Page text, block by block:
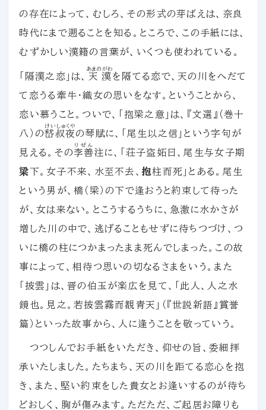
の存在によって、むしろ、その形式の芽ばえは、奈良
時代にまで遡ることを知る。ところで、この手紙には、
むずかしい漢籍の言葉が、いくつも使われている。
「隔漢之恋」は、 天漢
あまのがわ
を隔てる恋で、天の川をへだて
て恋うる牽牛・織女の思いをなす。ということから、
恋い慕うこと。ついで、「抱梁之意」は、『文選』（巻十
八）の嵆叔夜
けいしゅくや
の琴賦に、「尾生以之信」という字句が
見える。その李善
りぜん
注に、「荘子盗妬曰、尾生与女子期
梁下。女子不来、水至不去、抱柱而死」とある。尾生
という男が、橋（梁）の下で逢おうと約束して待った
が、女は来ない。とこうするうちに、急激に水かさが
増した川の中で、逃げることもせずに待ちつづけ、つ
いに橋の柱につかまったまま死んでしまった。この故
事によって、相待つ思いの切なるさまをいう。また
「披雲」は、晋の伯玉が楽広を見て、「此人、人之水
鏡也。見之。若披雲霧而覩青天」（『世説新語』賞誉
篇）といった故事から、人に逢うことを敬っていう。
つつしんでお手紙をいただき、仰せの旨、委細拝
承いたしました。たちまち、天の川を距てる恋心を抱
き、また、堅い約束をした貴女とお逢いするのが待ち
どおしく、胸が傷みます。ただただ、ご起居お障りも